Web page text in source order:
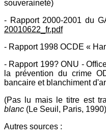
souveraineté)
- Rapport 2000-2001 du
20010622_fr.pdf
- Rapport 1998 OCDE «
- Rapport 199? ONU -
la prévention du crime
bancaire et blanchiment
(Pas lu mais le titre est
blanc (Le Seuil, Paris,
Autres sources :